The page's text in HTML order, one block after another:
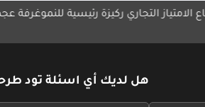
ركيزة رئيسية للنموغرفة عجمان تشارك
هل لديك أي اسئلة تود